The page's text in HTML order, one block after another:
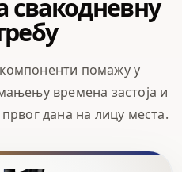
свакодневну
помажу у
времена застоја и
дана на лицу места.